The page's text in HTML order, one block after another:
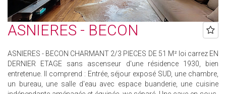
ASNIERES - BECON
ASNIERES - BECON CHARMANT 2/3 PIECES DE 51 M² loi carrez EN
DERNIER ETAGE sans ascenseur d'une résidence 1930, bien
entretenue. Il comprend : Entrée, séjour exposé SUD, une chambre,
un bureau, une salle d'eau avec espace buanderie, une cuisine